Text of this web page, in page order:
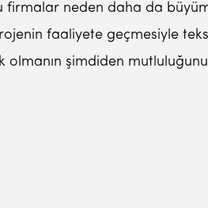
firmalar neden daha da
faaliyete geçmesiyle
olmanın şimdiden